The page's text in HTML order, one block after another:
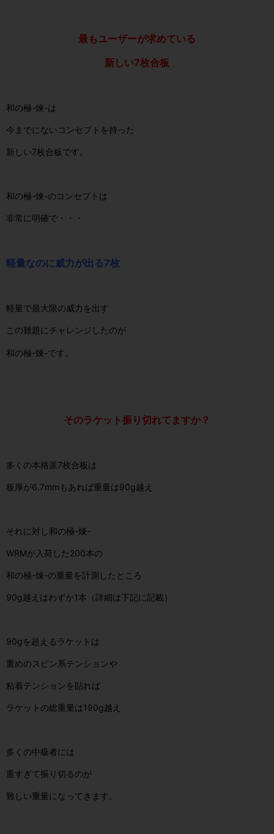
最もユーザーが求めている
新しい7枚合板
和の極-煉-は
今までにないコンセプトを持った
新しい7枚合板です。
和の極-煉-のコンセプトは
非常に明確で・・・
軽量なのに威力が出る7枚
軽量で最大限の威力を出す
この難題にチャレンジしたのが
和の極-煉-です。
そのラケット振り切れてますか？
多くの本格派7枚合板は
板厚が6.7mmもあれば重量は90g越え
それに対し和の極-煉-
WRMが入荷した200本の
和の極-煉-の重量を計測したところ
90g越えはわずか1本（詳細は下記に記載）
90gを超えるラケットは
重めのスピン系テンションや
粘着テンションを貼れば
ラケットの総重量は190g越え
多くの中級者には
重すぎて振り切るのが
難しい重量になってきます。